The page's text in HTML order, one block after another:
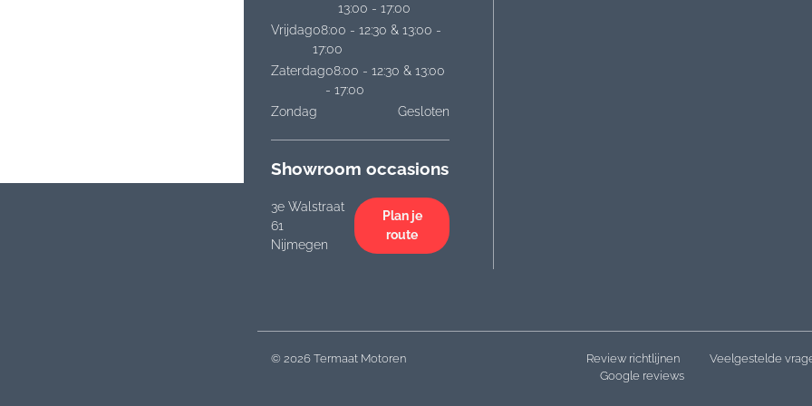
13:00 - 17:00
Vrijdag08:00 - 12:30 & 13:00 -
17:00
Zaterdag08:00 - 12:30 & 13:00
- 17:00
Zondag
Gesloten
Showroom occasions
3e Walstraat
61
Nijmegen
Plan je
route
© 2026 Termaat Motoren Review richtlijnen
Veelgestelde
Google reviews